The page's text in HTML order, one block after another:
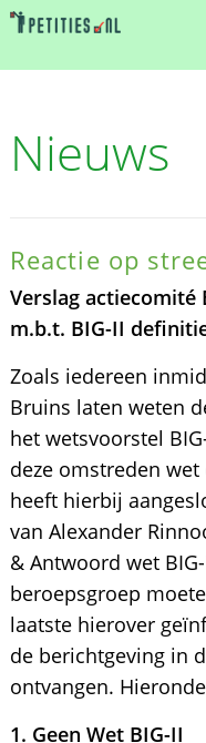
Nieuws
Reactie op
Verslag actiecomité
m.b.t. BIG-II
Zoals iedereen
Bruins laten weten
het wetsvoorstel
deze omstreden
heeft hierbij
van Alexander
& Antwoord wet
beroepsgroep
laatste hierover
de berichtgeving in
ontvangen.
1. Geen Wet BIG-II